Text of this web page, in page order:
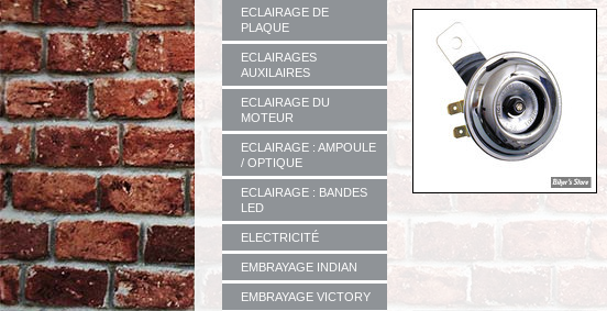
ECLAIRAGE DE
PLAQUE
ECLAIRAGES
AUXILAIRES
ECLAIRAGE DU
MOTEUR
ECLAIRAGE : AMPOULE
/ OPTIQUE
ECLAIRAGE : BANDES
LED
ELECTRICITÉ
EMBRAYAGE INDIAN
EMBRAYAGE VICTORY